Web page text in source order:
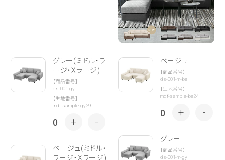
グレー(ミドル・ラ
ージ・Xラージ)
【商品番号】
ds-001-gy
【生地番号】
mdf-sample-gy29
0 + -
ベージュ(ミドル・
ラージ・Xラージ)
ベージュ
【商品番号】
ds-001-m-be
【生地番号】
mdf-sample-be24
0 + -
グレー
【商品番号】
ds-001-m-gy